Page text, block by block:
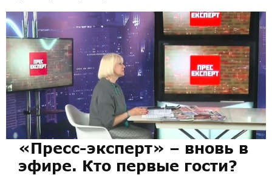
«Пресс-эксперт» – вновь в
эфире. Кто первые гости?